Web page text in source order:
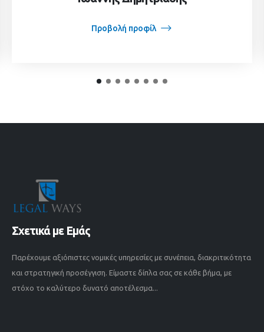
Προβολή προφίλ
Σχετικά με Εμάς
Παρέχουμε αξιόπιστες νομικές υπηρεσίες με συνέπεια, διακριτικότητα
και στρατηγική προσέγγιση. Είμαστε δίπλα σας σε κάθε βήμα, με
στόχο το καλύτερο δυνατό αποτέλεσμα...